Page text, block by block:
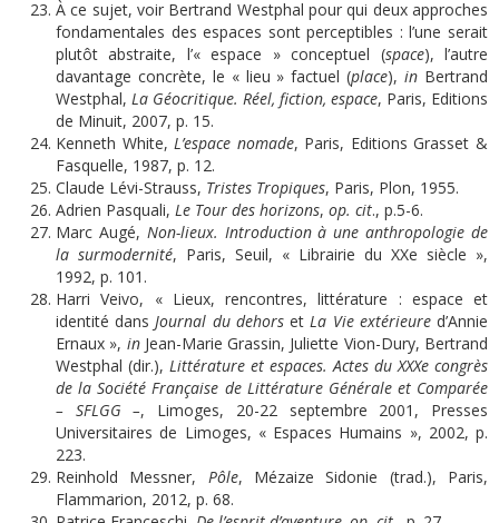
À ce sujet, voir Bertrand Westphal pour qui deux approches
fondamentales des espaces sont perceptibles : l’une serait
plutôt abstraite, l’« espace » conceptuel (space), l’autre
davantage concrète, le « lieu » factuel (place),in Bertrand
Westphal, La Géocritique. Réel, fiction, espace, Paris, Editions
de Minuit, 2007, p. 15.
Kenneth White,L’espace nomade, Paris, Editions Grasset &
Fasquelle, 1987, p. 12.
Claude Lévi-Strauss, Tristes Tropiques, Paris, Plon, 1955.
Adrien Pasquali, Le Tour des horizons, op. cit., p.5-6.
Marc Augé, Non-lieux. Introduction à une anthropologie de
la surmodernité, Paris, Seuil, « Librairie du XXe siècle »,
1992, p. 101.
Harri Veivo, « Lieux, rencontres, littérature : espace et
identité dansJournal du dehorsetLa Vie extérieured’Annie
Ernaux », inJean-Marie Grassin, Juliette Vion-Dury, Bertrand
Westphal (dir.), Littérature et espaces. Actes du XXXe congrès
de la Société Française de Littérature Générale et Comparée
– SFLGG –, Limoges, 20-22 septembre 2001, Presses
Universitaires de Limoges, « Espaces Humains », 2002, p.
223.
Reinhold Messner, Pôle, Mézaize Sidonie (trad.), Paris,
Flammarion, 2012, p. 68.